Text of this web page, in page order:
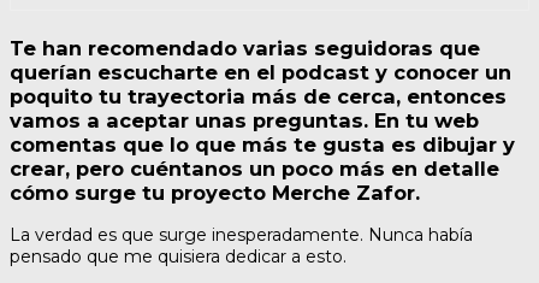
Te han recomendado varias seguidoras que
querían escucharte en el podcast y conocer un
poquito tu trayectoria más de cerca, entonces
vamos a aceptar unas preguntas. En tu web
comentas que lo que más te gusta es dibujar y
crear, pero cuéntanos un poco más en detalle
cómo surge tu proyecto Merche Zafor.
La verdad es que surge inesperadamente. Nunca había
pensado que me quisiera dedicar a esto.